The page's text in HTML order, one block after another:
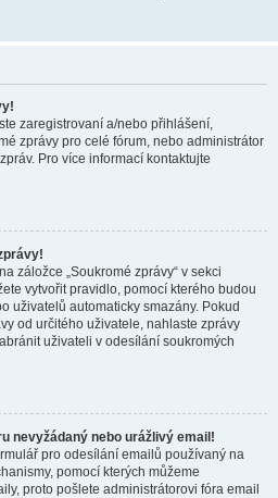
zaregistrovaní a/nebo přihlášení,
zprávy pro celé fórum, nebo administrátor
Pro více informací kontaktujte
záložce „Soukromé zprávy“ v sekci
vytvořit pravidlo, pomocí kterého budou
uživatelů automaticky smazány. Pokud
od určitého uživatele, nahlaste zprávy
uživateli v odesílání soukromých
nevyžádaný nebo urážlivý email!
pro odesílání emailů používaný na
pomocí kterých můžeme
proto pošlete administrátorovi fóra email